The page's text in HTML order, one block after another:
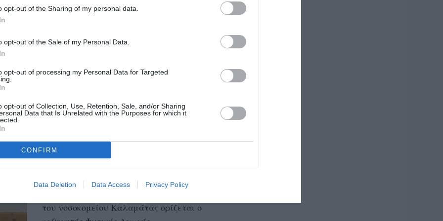
opt-out of the Sharing of my personal data.
opt-out of the Sale of my Personal Data.
opt-out of processing my Personal Data for Targeted
opt-out of Collection, Use, Retention, Sale, and/or Sharing
Data that Is Unrelated with the Purposes for which it
CONFIRM
Data Deletion Data Access Privacy Policy
Νίκος Πεφάνης και Κυπαρισσία
05/08/2025 10:53
Εύη Παπαγεωργίου Αναρτήθηκαν χθες στη
του...
Καλαμάτας ο Νίκος Πεφάνης
Σύμφωνα με απόφαση του υπουργού
του νοσοκομείου Καλαμάτας ορίζεται ο